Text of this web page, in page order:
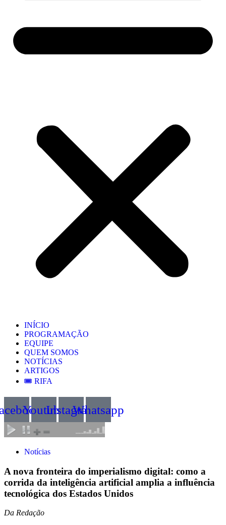
INÍCIO
PROGRAMAÇÃO
EQUIPE
QUEM SOMOS
NOTÍCIAS
ARTIGOS
🎟️ RIFA
YoutubeInstagramWhatsapp
Notícias
A nova fronteira do imperialismo digital: como a
corrida da inteligência artificial amplia a influência
tecnológica dos Estados Unidos
Da Redação